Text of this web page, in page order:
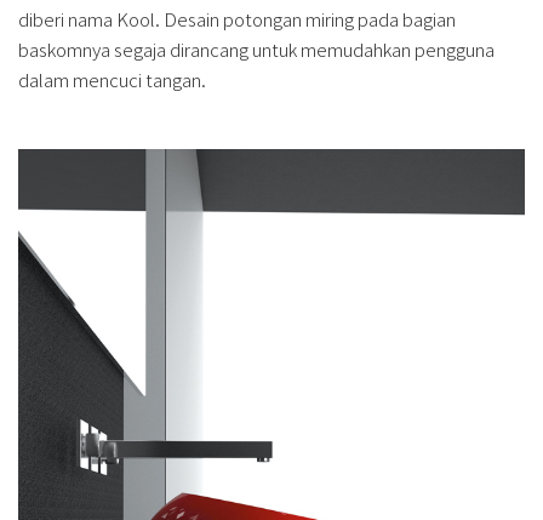
diberi nama Kool. Desain potongan miring pada bagian
baskomnya segaja dirancang untuk memudahkan pengguna
dalam mencuci tangan.